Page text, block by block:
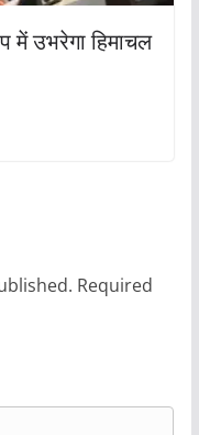
उभरेगा हिमाचल
Required